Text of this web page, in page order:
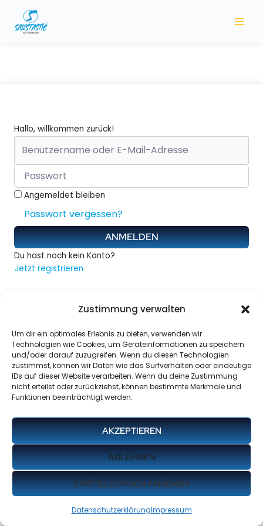
Zustimmung verwalten
Um dir ein optimales Erlebnis zu bieten, verwenden wir
Technologien wie Cookies, um Geräteinformationen zu speichern
und/oder darauf zuzugreifen. Wenn du diesen Technologien
zustimmst, können wir Daten wie das Surfverhalten oder eindeutige
IDs auf dieser Website verarbeiten. Wenn du deine Zustimmung
nicht erteilst oder zurückziehst, können bestimmte Merkmale und
Funktionen beeinträchtigt werden.
AKZEPTIEREN
ABLEHNEN
EINSTELLUNGEN ANSEHEN
DatenschutzerklärungImpressum
Inhalt
springen
Hallo, willkommen zurück!
Angemeldet bleiben
Passwort vergessen?
ANMELDEN
Du hast noch kein Konto?
Jetzt registrieren